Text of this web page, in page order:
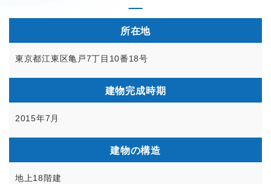
所在地
東京都江東区亀戸7丁目10番18号
建物完成時期
2015年7月
建物の構造
地上18階建